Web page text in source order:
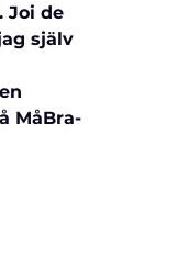
Joi de
själv
MåBra-